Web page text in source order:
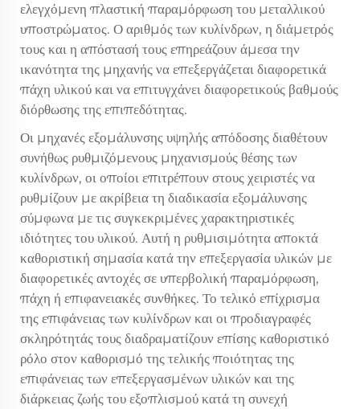
ελεγχόμενη πλαστική παραμόρφωση του μεταλλικού
υποστρώματος. Ο αριθμός των κυλίνδρων, η διάμετρός
τους και η απόστασή τους επηρεάζουν άμεσα την
ικανότητα της μηχανής να επεξεργάζεται διαφορετικά
πάχη υλικού και να επιτυγχάνει διαφορετικούς βαθμούς
διόρθωσης της επιπεδότητας.
Οι μηχανές εξομάλυνσης υψηλής απόδοσης διαθέτουν
συνήθως ρυθμιζόμενους μηχανισμούς θέσης των
κυλίνδρων, οι οποίοι επιτρέπουν στους χειριστές να
ρυθμίζουν με ακρίβεια τη διαδικασία εξομάλυνσης
σύμφωνα με τις συγκεκριμένες χαρακτηριστικές
ιδιότητες του υλικού. Αυτή η ρυθμισιμότητα αποκτά
καθοριστική σημασία κατά την επεξεργασία υλικών με
διαφορετικές αντοχές σε υπερβολική παραμόρφωση,
πάχη ή επιφανειακές συνθήκες. Το τελικό επίχρισμα
της επιφάνειας των κυλίνδρων και οι προδιαγραφές
σκληρότητάς τους διαδραματίζουν επίσης καθοριστικό
ρόλο στον καθορισμό της τελικής ποιότητας της
επιφάνειας των επεξεργασμένων υλικών και της
διάρκειας ζωής του εξοπλισμού κατά τη συνεχή